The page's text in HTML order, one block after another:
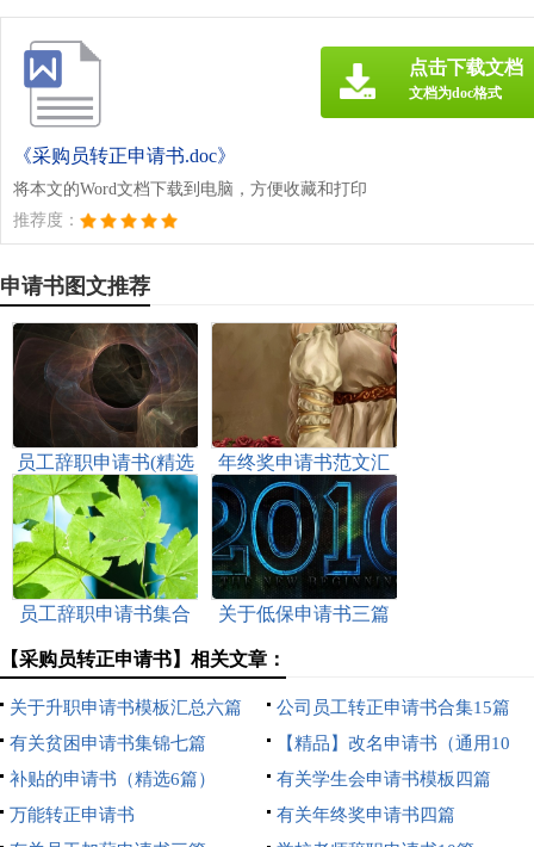
《采购员转正申请书.doc》
将本文的Word文档下载到电脑，方便收藏和打印
推荐度：
点击下载文档
文档为doc格式
申请书图文推荐
员工辞职申请书(精选
15篇)
年终奖申请书范文汇
总十篇
员工辞职申请书集合
关于低保申请书三篇
【采购员转正申请书】相关文章：
关于升职申请书模板汇总六篇
公司员工转正申请书合集15篇
有关贫困申请书集锦七篇
【精品】改名申请书（通用10
篇）
补贴的申请书（精选6篇）
有关学生会申请书模板四篇
万能转正申请书
有关年终奖申请书四篇